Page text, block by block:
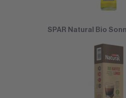
SPAR Natural Bio